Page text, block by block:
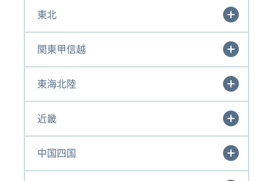
東北
関東甲信越
東海北陸
近畿
中国四国